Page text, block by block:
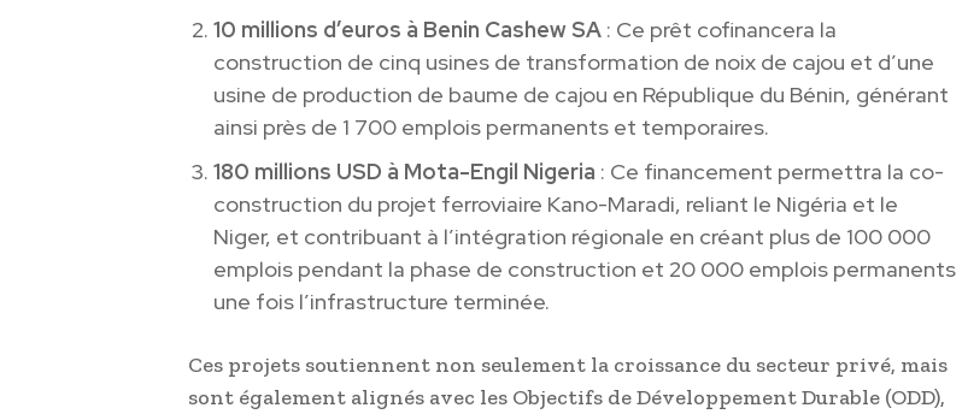
10 millions d’euros à Benin Cashew SA: Ce prêt cofinancera la
construction de cinq usines de transformation de noix de cajou et d’une
usine de production de baume de cajou en République du Bénin, générant
ainsi près de 1 700 emplois permanents et temporaires.
180 millions USD à Mota-Engil Nigeria : Ce financement permettra la co-
construction du projet ferroviaire Kano-Maradi, reliant le Nigéria et le
Niger, et contribuant à l’intégration régionale en créant plus de 100 000
emplois pendant la phase de construction et 20 000 emplois permanents
une fois l’infrastructure terminée.
Ces projets soutiennent non seulement la croissance du secteur privé, mais
sont également alignés avec les Objectifs de Développement Durable (ODD),